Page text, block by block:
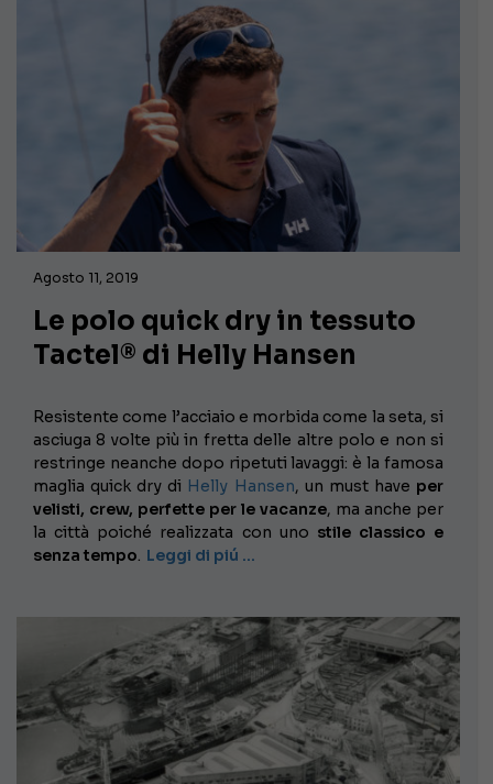
Agosto 11, 2019
Le polo quick dry in tessuto
Tactel® di Helly Hansen
Resistente come l’acciaio e morbida come la seta, si
asciuga 8 volte più in fretta delle altre polo e non si
restringe neanche dopo ripetuti lavaggi: è la famosa
maglia quick dry di Helly Hansen, un must have per
velisti, crew, perfette per le vacanze, ma anche per
la città poiché realizzata con uno stile classico e
senza tempo. Leggi di piú …